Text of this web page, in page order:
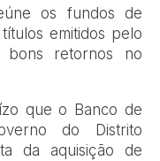
os fundos de
emitidos pelo
bons retornos no
que o Banco de
do Distrito
da aquisição de